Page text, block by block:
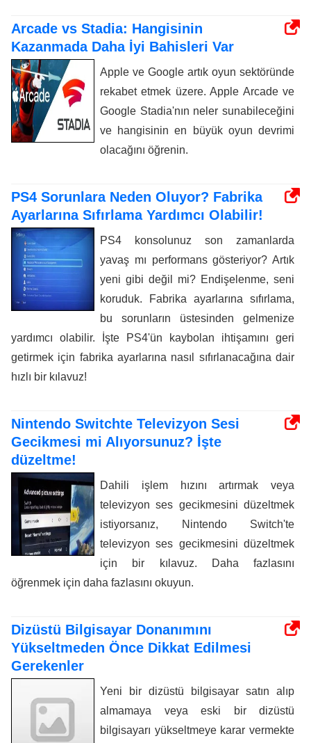
Arcade vs Stadia: Hangisinin
Kazanmada Daha İyi Bahisleri Var
Apple ve Google artık oyun sektöründe
rekabet etmek üzere. Apple Arcade ve
Google Stadia'nın neler sunabileceğini
ve hangisinin en büyük oyun devrimi
olacağını öğrenin.
PS4 Sorunlara Neden Oluyor? Fabrika
Ayarlarına Sıfırlama Yardımcı Olabilir!
PS4 konsolunuz son zamanlarda
yavaş mı performans gösteriyor? Artık
yeni gibi değil mi? Endişelenme, seni
koruduk. Fabrika ayarlarına sıfırlama,
bu sorunların üstesinden gelmenize
yardımcı olabilir. İşte PS4'ün kaybolan ihtişamını geri
getirmek için fabrika ayarlarına nasıl sıfırlanacağına dair
hızlı bir kılavuz!
Nintendo Switchte Televizyon Sesi
Gecikmesi mi Alıyorsunuz? İşte
düzeltme!
Dahili işlem hızını artırmak veya
televizyon ses gecikmesini düzeltmek
istiyorsanız, Nintendo Switch'te
televizyon ses gecikmesini düzeltmek
için bir kılavuz. Daha fazlasını
öğrenmek için daha fazlasını okuyun.
Dizüstü Bilgisayar Donanımını
Yükseltmeden Önce Dikkat Edilmesi
Gerekenler
Yeni bir dizüstü bilgisayar satın alıp
almamaya veya eski bir dizüstü
bilgisayarı yükseltmeye karar vermekte